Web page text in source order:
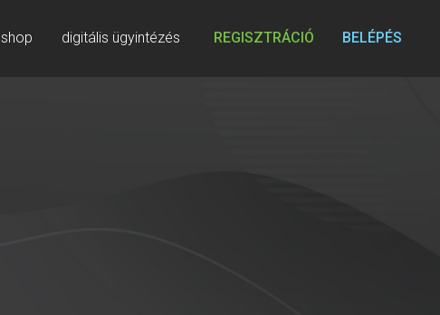
shop digitális ügyintézés REGISZTRÁCIÓ BELÉPÉS